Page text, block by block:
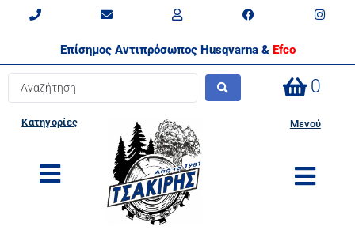
Επίσημος Αντιπρόσωπος Husqvarna & Efco
0
Κατηγορίες Μενού